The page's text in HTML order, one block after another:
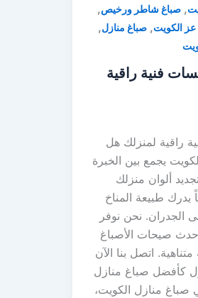
, صباغ شاطر ورخيص,
الكويت, صباغ منازل,
فنية راقية
راقية لمنزلك هل
يجمع بين الخبرة
ألوان منزلك
طبيعة المناخ
الجدران. نحن نوفر
صيحات الأصباغ
اتصل بنا الآن
الأول كأفضل صباغ منازل
منازل الكويت،